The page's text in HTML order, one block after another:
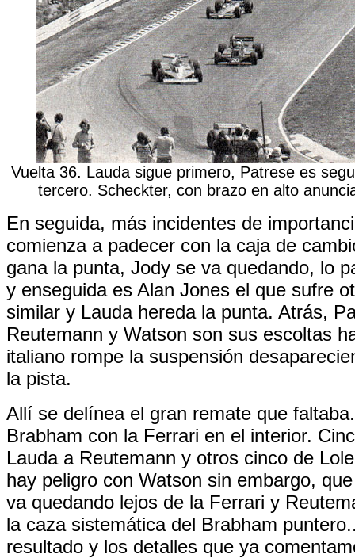
Vuelta 36. Lauda sigue primero, Patrese es
tercero. Scheckter, con brazo en alto
En seguida, más incidentes de
comienza a padecer con la caja de
gana la punta, Jody se va quedando, lo
y enseguida es Alan Jones el que sufre
similar y Lauda hereda la punta. Atrás,
Reutemann y Watson son sus escoltas
italiano rompe la suspensión
la pista.
Allí se delínea el gran remate que
Brabham con la Ferrari en el interior.
Lauda a Reutemann y otros cinco de
hay peligro con Watson sin embargo,
va quedando lejos de la Ferrari y
la caza sistemática del Brabham
resultado y los detalles que ya